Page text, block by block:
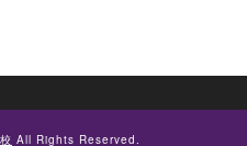
All Rights Reserved.